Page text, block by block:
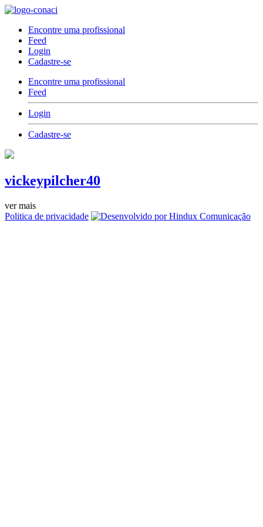
Encontre uma profissional
Feed
Login
Cadastre-se
Encontre uma profissional
Feed
Login
Cadastre-se
vickeypilcher40
ver mais
Politica de privacidade